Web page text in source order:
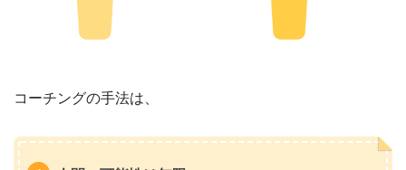
コーチングの手法は、